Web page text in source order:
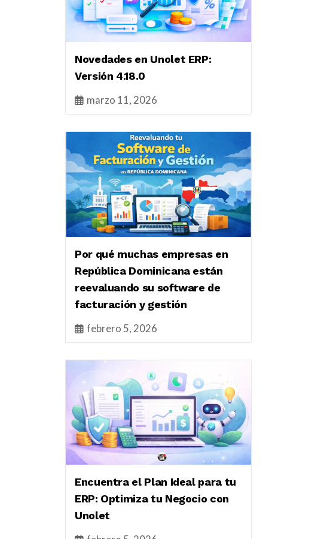
Novedades en Unolet ERP:
Versión 4.18.0
marzo 11, 2026
Por qué muchas empresas en
República Dominicana están
reevaluando su software de
facturación y gestión
febrero 5, 2026
Encuentra el Plan Ideal para tu
ERP: Optimiza tu Negocio con
Unolet